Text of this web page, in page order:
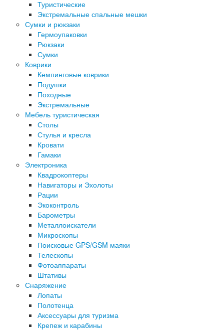
Туристические
Экстремальные спальные мешки
Сумки и рюкзаки
Гермоупаковки
Рюкзаки
Сумки
Коврики
Кемпинговые коврики
Подушки
Походные
Экстремальные
Мебель туристическая
Столы
Стулья и кресла
Кровати
Гамаки
Электроника
Квадрокоптеры
Навигаторы и Эхолоты
Рации
Экоконтроль
Барометры
Металлоискатели
Микроскопы
Поисковые GPS/GSM маяки
Телескопы
Фотоаппараты
Штативы
Снаряжение
Лопаты
Полотенца
Аксессуары для туризма
Крепеж и карабины